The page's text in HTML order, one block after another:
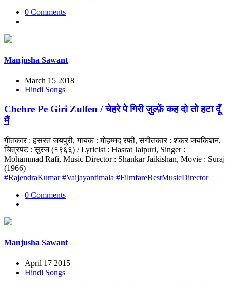
0 Comments
Manjusha Sawant
March 15 2018
Hindi Songs
Chehre Pe Giri Zulfen / चेहरे पे गिरी ज़ुल्फ़ें कह दो तो हटा दूँ
मैं
गीतकार : हसरत जयपुरी, गायक : मोहम्मद रफी, संगीतकार : शंकर जयकिशन,
चित्रपट : सूरज (१९६६) / Lyricist : Hasrat Jaipuri, Singer :
Mohammad Rafi, Music Director : Shankar Jaikishan, Movie : Suraj
(1966)
#RajendraKumar #Vaijayantimala #FilmfareBestMusicDirector
0 Comments
Manjusha Sawant
April 17 2015
Hindi Songs